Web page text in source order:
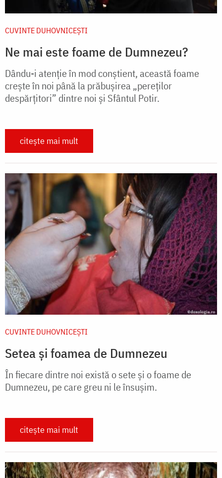
CUVINTE DUHOVNICEȘTI
Ne mai este foame de Dumnezeu?
Dându-i atenție în mod conștient, această foame
crește în noi până la prăbușirea „pereților
despărțitori” dintre noi și Sfântul Potir.
citește mai mult
CUVINTE DUHOVNICEȘTI
Setea și foamea de Dumnezeu
În fiecare dintre noi există o sete și o foame de
Dumnezeu, pe care greu ni le însușim.
citește mai mult